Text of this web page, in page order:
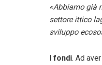
«Abbiamo già
settore ittico
sviluppo
I fondi. Ad